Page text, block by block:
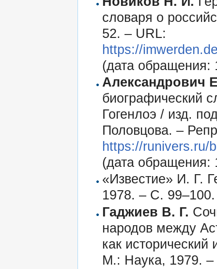
словаря о
52. – URL:
https://
(дата обращения:
Александрович
биографический
Гогенлоэ / изд.
Половцова. –
https://runivers.ru/
(дата обращения:
«Известие» И. Г.
1978. – С. 99–100.
Гаджиев В. Г.
народов между
как исторический
М.: Наука, 1979. –